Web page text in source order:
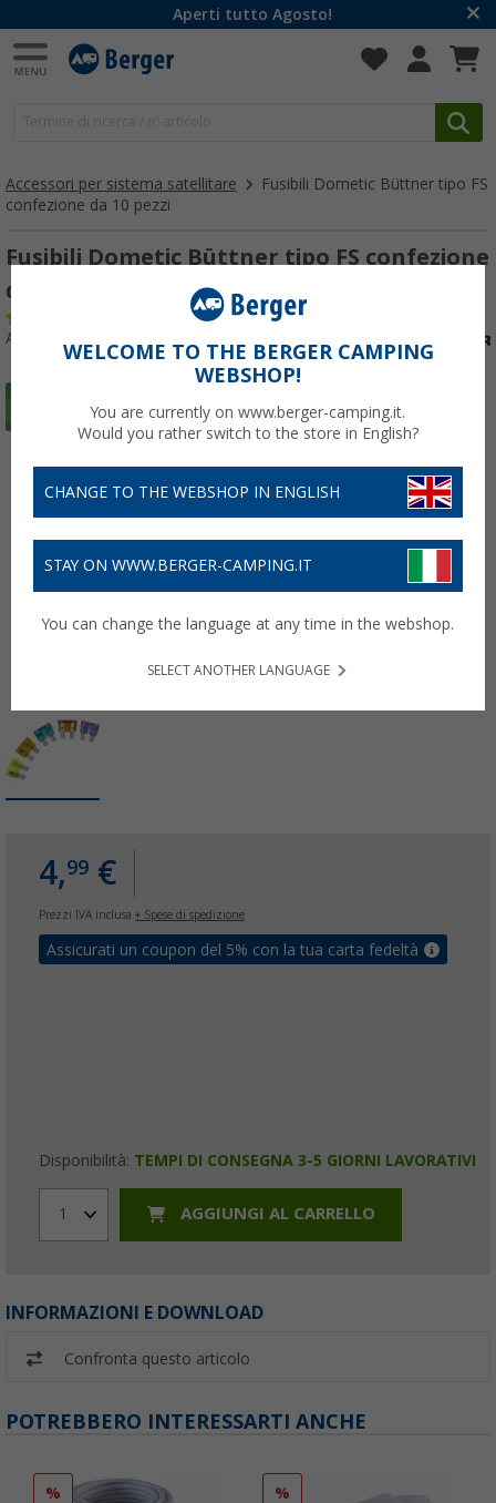
Aperti tutto Agosto!
Accessori per sistema satellitare
Fusibili Dometic Büttner tipo FS
confezione da 10 pezzi
Fusibili Dometic Büttner tipo FS confezione
da 10 pezzi
Articolo n: 236480
4,99 €
Prezzi IVA inclusa + Spese di spedizione
Assicurati un coupon del 5% con la tua carta fedeltà
Disponibilità: TEMPI DI CONSEGNA 3-5 GIORNI LAVORATIVI
1 AGGIUNGI AL CARRELLO
INFORMAZIONI E DOWNLOAD
Confronta questo articolo
POTREBBERO INTERESSARTI ANCHE
% %
WELCOME TO THE BERGER CAMPING
WEBSHOP!
You are currently on www.berger-camping.it.
Would you rather switch to the store in English?
CHANGE TO THE WEBSHOP IN ENGLISH
STAY ON WWW.BERGER-CAMPING.IT
You can change the language at any time in the webshop.
SELECT ANOTHER LANGUAGE